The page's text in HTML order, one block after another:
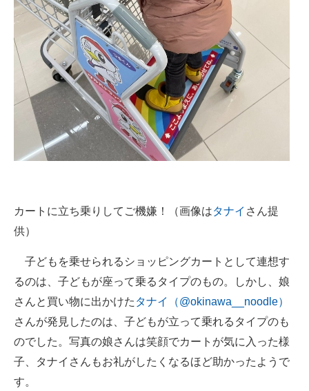
企業向けIT製品の総合サイト
IT製品の技術・比較・事例
製造業のIT導入・活用を支援
モノづくり技術者専門サイト
エレクトロニクス専門サイト
ちょっと気になるネットの話題
カートに立ち乗りしてご機嫌！（画像はタナイ さん提
供）
子どもを乗せられるショッピングカートとして連想す
るのは、子どもが座って乗るタイプのもの。しかし、娘
さんと買い物に出かけた タナイ（@okinawa__noodle）
さんが発見したのは、子どもが立って乗れるタイプのも
のでした。写真の娘さんは笑顔でカートが気に入った様
子、タナイさんもお礼がしたくなるほど助かったようで
す。